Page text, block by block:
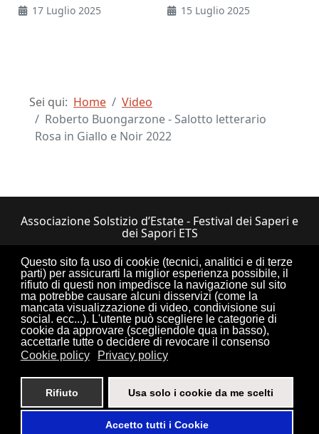
Questo sito fa uso di cookie (tecnici, analitici e di terze
parti) per assicurarti la miglior esperienza possibile, il
rifiuto di questi non impedisce la navigazione sul sito
ma potrebbe causare alcuni disservizi (come la
mancata visualizzazione di video, condivisione sui
social. ecc...). L'utente può scegliere le categorie di
cookie da approvare (scegliendole qua in basso),
accettarle tutte o decidere di revocare il consenso
Cookie policy
Privacy policy
Rifiuto Usa solo i cookie da me scelti
Accetto tutti i Cookie
17 Luglio 2025 15 Luglio 2025
Sei qui: Home
Video
Roberto Buongarzone - Salotto letterario
Rosa in Giallo e Noir 2022
Associazione Solstizio d’Estate - Festival dei Saperi e
dei Sapori ETS
Via Lupiano, 7 - 12050 Bosia (CN) • Tel.
0173.33.525•CF: 90034550047
Torna su